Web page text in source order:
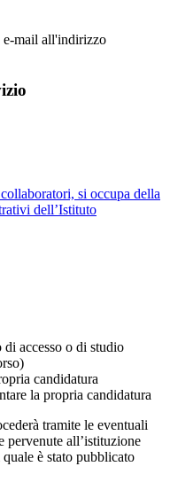
e-mail all'indirizzo
si occupa della
dell’Istituto
accesso o di studio
candidatura
la propria candidatura
tramite le eventuali
pervenute all’istituzione
è stato pubblicato